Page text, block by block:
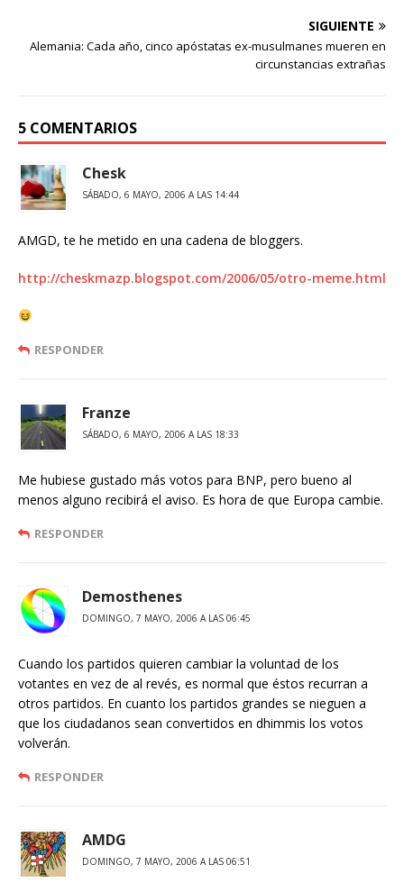
SIGUIENTE
Alemania: Cada año, cinco apóstatas ex-musulmanes mueren en
circunstancias extrañas
5 COMENTARIOS
Chesk
SÁBADO, 6 MAYO, 2006 A LAS 14:44
AMGD, te he metido en una cadena de bloggers.
http://cheskmazp.blogspot.com/2006/05/otro-meme.html
RESPONDER
Franze
SÁBADO, 6 MAYO, 2006 A LAS 18:33
Me hubiese gustado más votos para BNP, pero bueno al
menos alguno recibirá el aviso. Es hora de que Europa cambie.
RESPONDER
Demosthenes
DOMINGO, 7 MAYO, 2006 A LAS 06:45
Cuando los partidos quieren cambiar la voluntad de los
votantes en vez de al revés, es normal que éstos recurran a
otros partidos. En cuanto los partidos grandes se nieguen a
que los ciudadanos sean convertidos en dhimmis los votos
volverán.
RESPONDER
AMDG
DOMINGO, 7 MAYO, 2006 A LAS 06:51